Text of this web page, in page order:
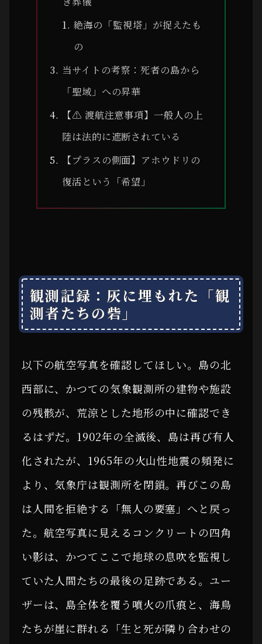
絶海の「監視塔」が捉えたも
の
当サイトの考察：死者の島から
「聖域」への昇華
【⚠ 渡航注意事項】一般人の上
陸は法的に遮断されている
【プラスの側面】アホウドリの
復活という「希望」
観測記録：灰に埋もれた「観
測者たちの砦」
以下の航空写真を確認してほしい。島の北
西部に、かつての気象観測所の建物や施設
の残骸が、荒涼とした地形の中に確認でき
るはずだ。1902年の全滅後、島は再び有人
化されたが、1965年の火山性地震の頻発に
より、気象庁は観測所を閉鎖。再びこの島
は人間を拒絶する「無人の要塞」へと戻っ
た。航空写真に見えるコンクリートの四角
い影は、かつてここで地球の息吹を監視し
ていた人間たちの最後の足跡である。ユー
ザーは、島全体を覆う噴火の爪痕と、海鳥
たちが崖に群れる「生と死が隣り合わせの